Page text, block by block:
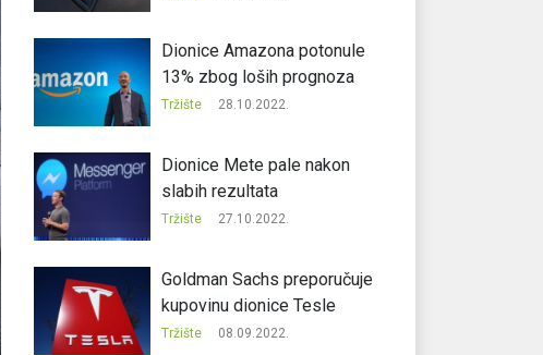
Dionice Amazona potonule
13% zbog loših prognoza
Tržište 28.10.2022.
Dionice Mete pale nakon
slabih rezultata
Tržište 27.10.2022.
Goldman Sachs preporučuje
kupovinu dionice Tesle
Tržište 08.09.2022.